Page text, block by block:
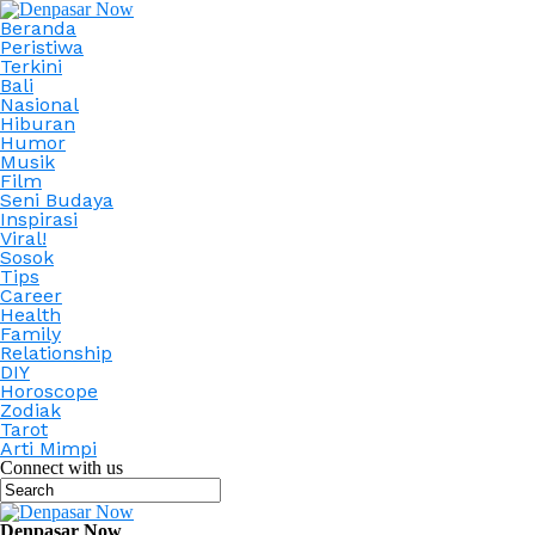
Beranda
Peristiwa
Terkini
Bali
Nasional
Hiburan
Humor
Musik
Film
Seni Budaya
Inspirasi
Viral!
Sosok
Tips
Career
Health
Family
Relationship
DIY
Horoscope
Zodiak
Tarot
Arti Mimpi
Connect with us
Denpasar Now